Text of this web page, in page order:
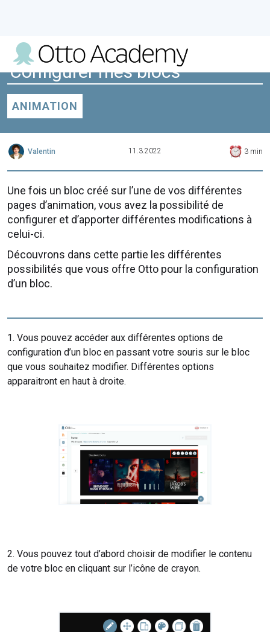
Configurer mes blocs
ANIMATION
Valentin 11.3.2022 3 min
Une fois un bloc créé sur l’une de vos différentes
pages d’animation, vous avez la possibilité de
configurer et d’apporter différentes modifications à
celui-ci.
Découvrons dans cette partie les différentes
possibilités que vous offre Otto pour la configuration
d’un bloc.
1. Vous pouvez accéder aux différentes options de
configuration d’un bloc en passant votre souris sur le bloc
que vous souhaitez modifier. Différentes options
apparaitront en haut à droite.
2. Vous pouvez tout d’abord choisir de modifier le contenu
de votre bloc en cliquant sur l’icône de crayon.